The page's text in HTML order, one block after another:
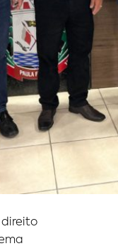
direito